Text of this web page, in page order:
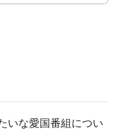
いな愛国番組につい